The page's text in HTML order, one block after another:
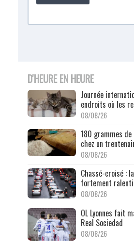
D'HEURE EN HEURE
Journée
endroits où les
08/08/26
180 grammes
chez un
08/08/26
Chassé-croisé :
fortement
08/08/26
OL Lyonnes fait
Real Sociedad
08/08/26